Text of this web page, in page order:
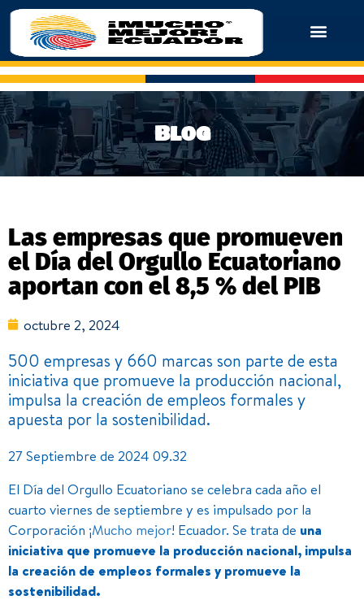
Blog
Las empresas que promueven
el Día del Orgullo Ecuatoriano
aportan con el 8,5 % del PIB
octubre 2, 2024
500 empresas y 660 marcas son parte de esta
iniciativa que promueve la producción nacional,
impulsa la creación de empleos formales y
apuesta por la sostenibilidad.
27 Septiembre de 2024 09.32
El Día del Orgullo Ecuatoriano se celebra cada año el
cuarto viernes de septiembre y es impulsado por la
Corporación ¡Mucho mejor! Ecuador. Se trata de una
iniciativa que promueve la producción nacional, impulsa
la creación de empleos formales y promueve la
sostenibilidad.